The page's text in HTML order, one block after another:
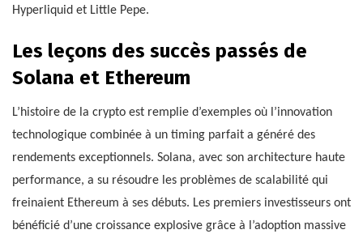
Hyperliquid et Little Pepe.
Les leçons des succès passés de
Solana et Ethereum
L’histoire de la crypto est remplie d’exemples où l’innovation
technologique combinée à un timing parfait a généré des
rendements exceptionnels. Solana, avec son architecture haute
performance, a su résoudre les problèmes de scalabilité qui
freinaient Ethereum à ses débuts. Les premiers investisseurs ont
bénéficié d’une croissance explosive grâce à l’adoption massive